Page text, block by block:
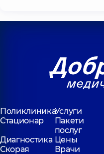
ПоликлиникаУслуги
Стационар
Пакети
послуг
Диагностика Цены
Скорая
Врачи